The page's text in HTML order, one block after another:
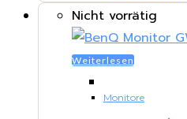
Nicht vorrätig
Weiterlesen
Monitore